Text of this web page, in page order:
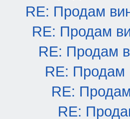
RE: Продам
RE: Продам
RE: Продам
RE: Продам
RE:
RE: